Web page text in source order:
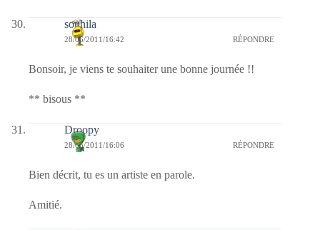
souhila
28/06/2011/16:42 RÉPONDRE
Bonsoir, je viens te souhaiter une bonne journée !!
** bisous **
Droopy
28/06/2011/16:06 RÉPONDRE
Bien décrit, tu es un artiste en parole.
Amitié.